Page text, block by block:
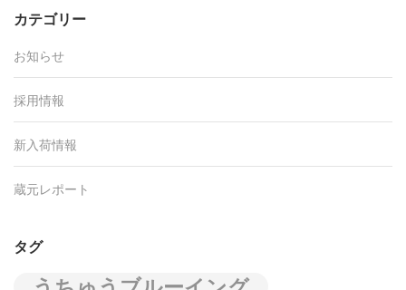
カテゴリー
お知らせ
採用情報
新入荷情報
蔵元レポート
タグ